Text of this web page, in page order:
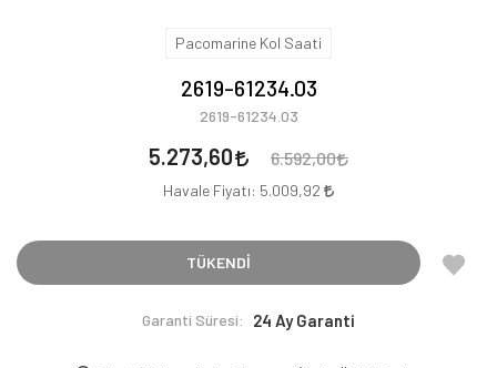
Pacomarine Kol Saati
2619-61234.03
2619-61234.03
5.273,60 6.592,00
Havale Fiyatı: 5.009,92
TÜKENDİ
Garanti Süresi: 24 Ay Garanti